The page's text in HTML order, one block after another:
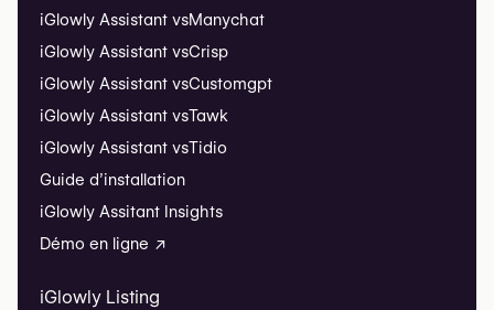
iGlowly Assistant vsManychat
iGlowly Assistant vsCrisp
iGlowly Assistant vsCustomgpt
iGlowly Assistant vsTawk
iGlowly Assistant vsTidio
Guide d’installation
iGlowly Assitant Insights
Démo en ligne ↗
iGlowly Listing